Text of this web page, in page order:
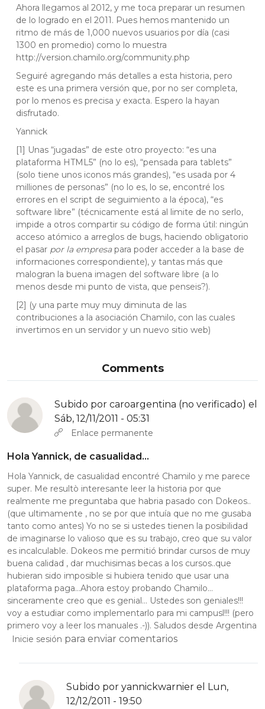
Ahora llegamos al 2012, y me toca preparar un resumen
de lo logrado en el 2011. Pues hemos mantenido un
ritmo de más de 1,000 nuevos usuarios por día (casi
1300 en promedio) como lo muestra
http://version.chamilo.org/community.php
Seguiré agregando más detalles a esta historia, pero
este es una primera versión que, por no ser completa,
por lo menos es precisa y exacta. Espero la hayan
disfrutado.
Yannick
[1] Unas “jugadas” de este otro proyecto: “es una
plataforma HTML5” (no lo es), “pensada para tablets”
(solo tiene unos iconos más grandes), “es usada por 4
milliones de personas” (no lo es, lo se, encontré los
errores en el script de seguimiento a la época), “es
software libre” (técnicamente está al limite de no serlo,
impide a otros compartir su código de forma útil: ningún
acceso atómico a arreglos de bugs, haciendo obligatorio
el pasar por la empresapara poder acceder a la base de
informaciones correspondiente), y tantas más que
malogran la buena imagen del software libre (a lo
menos desde mi punto de vista, que penseis?).
[2] (y una parte muy muy diminuta de las
contribuciones a la asociación Chamilo, con las cuales
invertimos en un servidor y un nuevo sitio web)
Comments
Subido por caroargentina (no verificado) el
Sáb, 12/11/2011 - 05:31
Enlace permanente
Hola Yannick, de casualidad…
Hola Yannick, de casualidad encontré Chamilo y me parece
super. Me resultò interesante leer la historia por que
realmente me preguntaba que habria pasado con Dokeos..
(que ultimamente , no se por que intuía que no me gusaba
tanto como antes) Yo no se si ustedes tienen la posibilidad
de imaginarse lo valioso que es su trabajo, creo que su valor
es incalculable. Dokeos me permitió brindar cursos de muy
buena calidad , dar muchisimas becas a los cursos..que
hubieran sido imposible si hubiera tenido que usar una
plataforma paga…Ahora estoy probando Chamilo…
sinceramente creo que es genial… Ustedes son geniales!!!
voy a estudiar como implementarlo para mi campusl!!! (pero
primero voy a leer los manuales .-)). Saludos desde Argentina
Inicie sesión para enviar comentarios
Subido por yannickwarnier el Lun,
12/12/2011 - 19:50